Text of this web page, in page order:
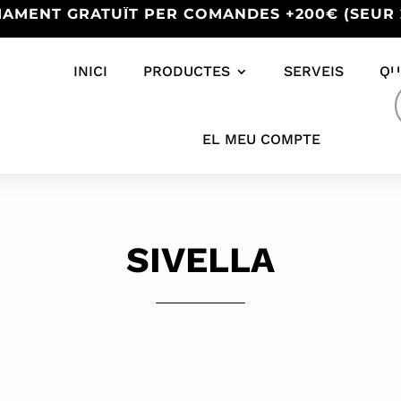
GRATUÏT PER COMANDES +200€ (SEUR
INICI PRODUCTES SERVEIS
EL MEU COMPTE
SIVELLA